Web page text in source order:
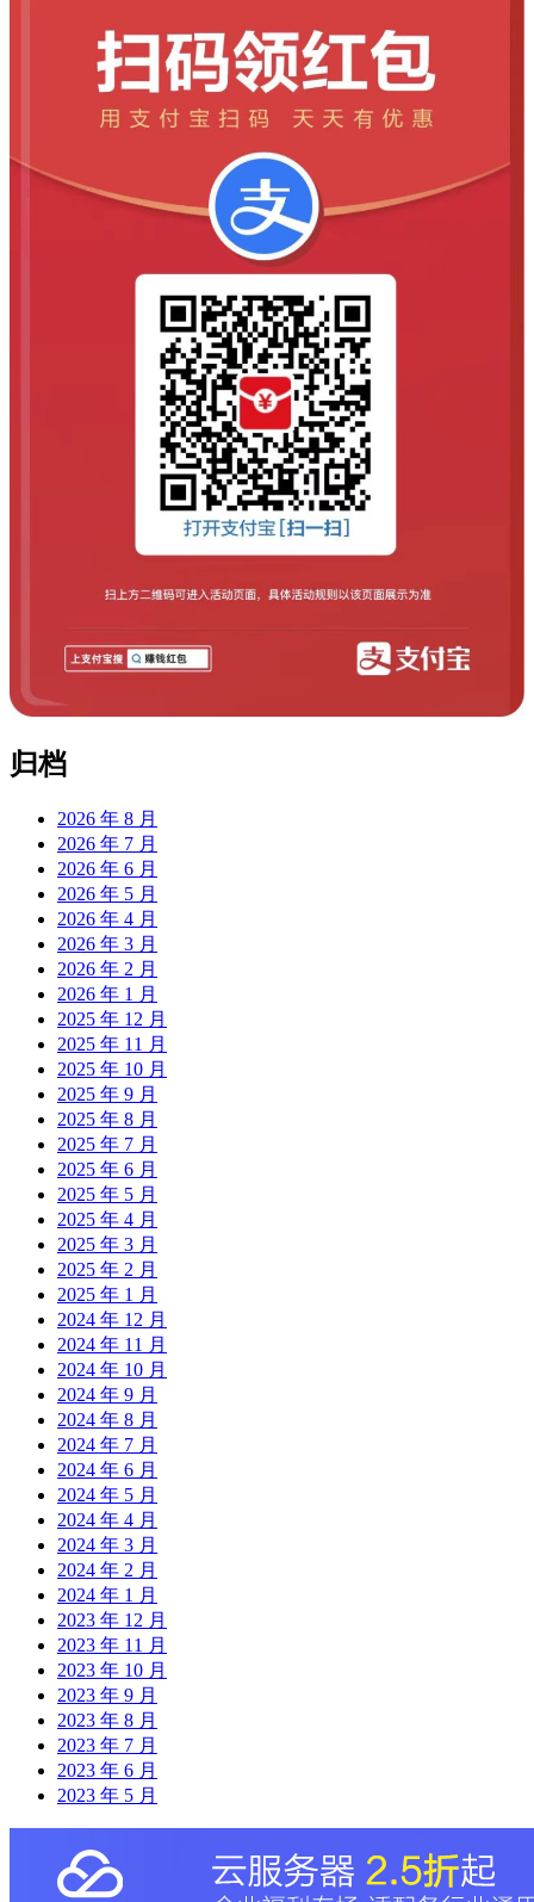
归档
2026 年 8 月
2026 年 7 月
2026 年 6 月
2026 年 5 月
2026 年 4 月
2026 年 3 月
2026 年 2 月
2026 年 1 月
2025 年 12 月
2025 年 11 月
2025 年 10 月
2025 年 9 月
2025 年 8 月
2025 年 7 月
2025 年 6 月
2025 年 5 月
2025 年 4 月
2025 年 3 月
2025 年 2 月
2025 年 1 月
2024 年 12 月
2024 年 11 月
2024 年 10 月
2024 年 9 月
2024 年 8 月
2024 年 7 月
2024 年 6 月
2024 年 5 月
2024 年 4 月
2024 年 3 月
2024 年 2 月
2024 年 1 月
2023 年 12 月
2023 年 11 月
2023 年 10 月
2023 年 9 月
2023 年 8 月
2023 年 7 月
2023 年 6 月
2023 年 5 月